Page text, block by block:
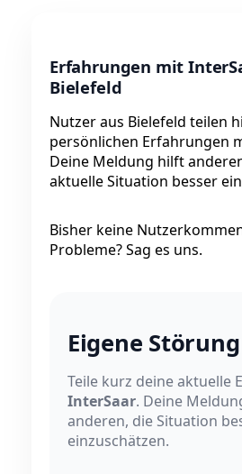
Erfahrungen mit
Bielefeld
Nutzer aus Bielefeld teilen
persönlichen Erfahrungen
Deine Meldung hilft
aktuelle Situation besser
Bisher keine
Probleme? Sag es uns.
Eigene
Teile kurz deine aktuelle
InterSaar. Deine
anderen, die Situation
einzuschätzen.